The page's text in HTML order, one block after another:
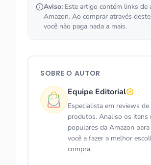
Aviso: Este artigo contém links de
Amazon. Ao comprar através
você não paga nada a mais.
SOBRE O AUTOR
Equipe Editorial
Especialista em reviews de
produtos. Analiso os itens
populares da Amazon
você a fazer a melhor
compra.